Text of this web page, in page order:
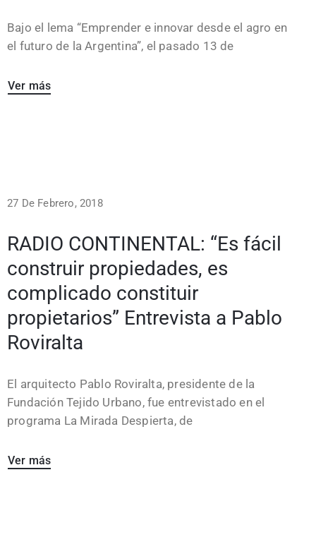
Bajo el lema “Emprender e innovar desde el agro en
el futuro de la Argentina”, el pasado 13 de
Ver más
27 De Febrero, 2018
RADIO CONTINENTAL: “Es fácil
construir propiedades, es
complicado constituir
propietarios” Entrevista a Pablo
Roviralta
El arquitecto Pablo Roviralta, presidente de la
Fundación Tejido Urbano, fue entrevistado en el
programa La Mirada Despierta, de
Ver más